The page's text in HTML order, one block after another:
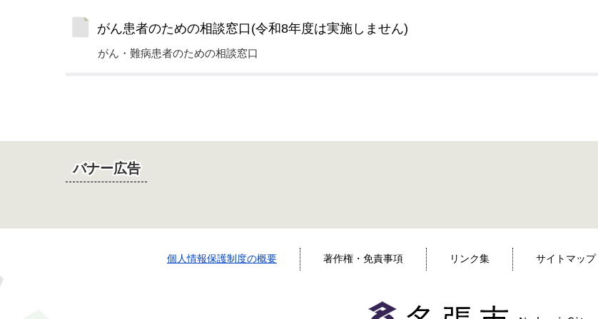
がん患者のための相談窓口(令和8年度は実施しません)
がん・難病患者のための相談窓口
バナー広告
個人情報保護制度の概要 著作権・免責事項 リンク集 サイトマップ